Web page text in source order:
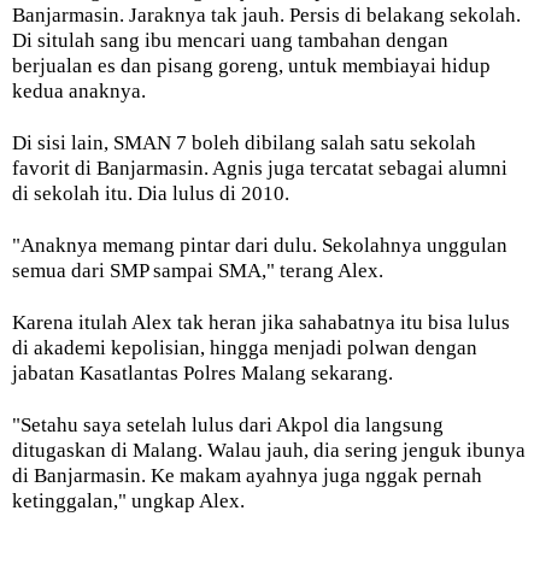
Banjarmasin. Jaraknya tak jauh. Persis di belakang sekolah.
Di situlah sang ibu mencari uang tambahan dengan
berjualan es dan pisang goreng, untuk membiayai hidup
kedua anaknya.
Di sisi lain, SMAN 7 boleh dibilang salah satu sekolah
favorit di Banjarmasin. Agnis juga tercatat sebagai alumni
di sekolah itu. Dia lulus di 2010.
"Anaknya memang pintar dari dulu. Sekolahnya unggulan
semua dari SMP sampai SMA," terang Alex.
Karena itulah Alex tak heran jika sahabatnya itu bisa lulus
di akademi kepolisian, hingga menjadi polwan dengan
jabatan Kasatlantas Polres Malang sekarang.
"Setahu saya setelah lulus dari Akpol dia langsung
ditugaskan di Malang. Walau jauh, dia sering jenguk ibunya
di Banjarmasin. Ke makam ayahnya juga nggak pernah
ketinggalan," ungkap Alex.